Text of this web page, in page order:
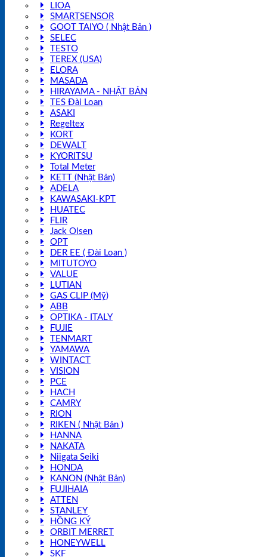
LIOA
SMARTSENSOR
GOOT TAIYO ( Nhật Bản )
SELEC
TESTO
TEREX (USA)
ELORA
MASADA
HIRAYAMA - NHẬT BẢN
TES Đài Loan
ASAKI
Regeltex
KORT
DEWALT
KYORITSU
Total Meter
KETT (Nhật Bản)
ADELA
KAWASAKI-KPT
HUATEC
FLIR
Jack Olsen
OPT
DER EE ( Đài Loan )
MITUTOYO
VALUE
LUTIAN
GAS CLIP (Mỹ)
ABB
OPTIKA - ITALY
FUJIE
TENMART
YAMAWA
WINTACT
VISION
PCE
HACH
CAMRY
RION
RIKEN ( Nhật Bản )
HANNA
NAKATA
Niigata Seiki
HONDA
KANON (Nhật Bản)
FUJIHAIA
ATTEN
STANLEY
HỒNG KÝ
ORBIT MERRET
HONEYWELL
SKF